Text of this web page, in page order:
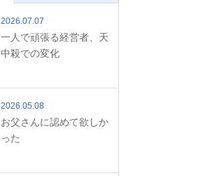
2026.07.07
一人で頑張る経営者、天
中殺での変化
2026.05.08
お父さんに認めて欲しか
った